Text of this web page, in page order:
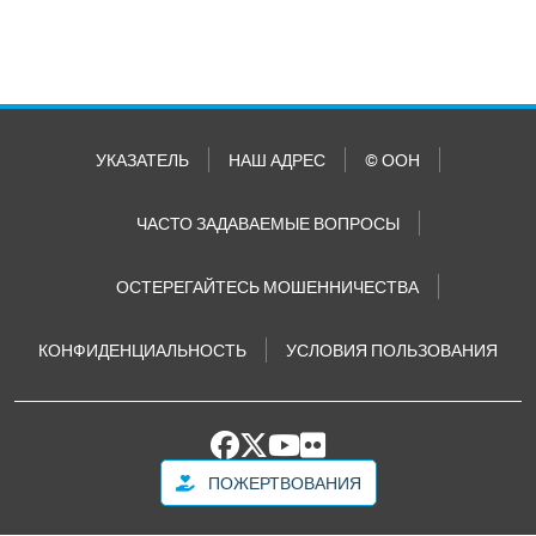
УКАЗАТЕЛЬ НАШ АДРЕС © ООН
ЧАСТО ЗАДАВАЕМЫЕ ВОПРОСЫ
ОСТЕРЕГАЙТЕСЬ МОШЕННИЧЕСТВА
КОНФИДЕНЦИАЛЬНОСТЬ УСЛОВИЯ ПОЛЬЗОВАНИЯ
ПОЖЕРТВОВАНИЯ